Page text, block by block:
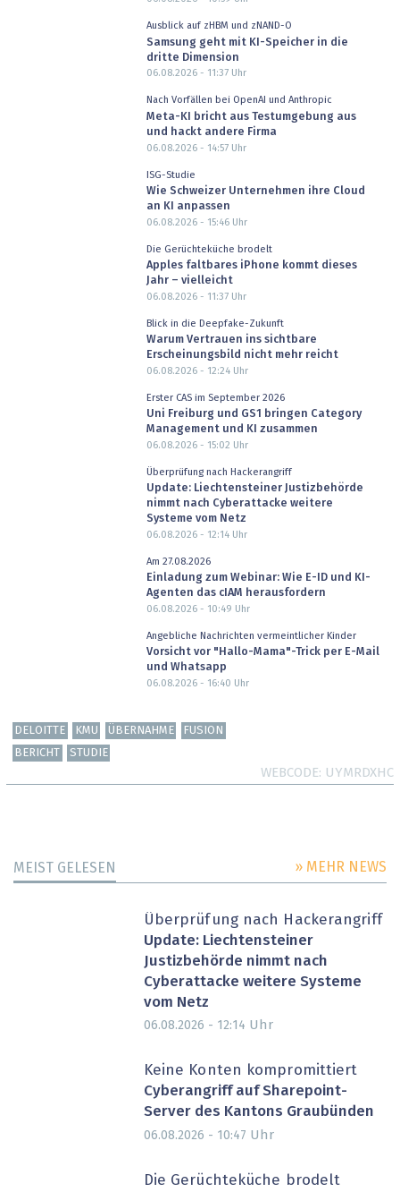
Ausblick auf zHBM und zNAND-O
Samsung geht mit KI-Speicher in die
dritte Dimension
06.08.2026 - 11:37Uhr
Nach Vorfällen bei OpenAI und Anthropic
Meta-KI bricht aus Testumgebung aus
und hackt andere Firma
06.08.2026 - 14:57Uhr
ISG-Studie
Wie Schweizer Unternehmen ihre Cloud
an KI anpassen
06.08.2026 - 15:46Uhr
Die Gerüchteküche brodelt
Apples faltbares iPhone kommt dieses
Jahr – vielleicht
06.08.2026 - 11:37Uhr
Blick in die Deepfake-Zukunft
Warum Vertrauen ins sichtbare
Erscheinungsbild nicht mehr reicht
06.08.2026 - 12:24Uhr
Erster CAS im September 2026
Uni Freiburg und GS1 bringen Category
Management und KI zusammen
06.08.2026 - 15:02 Uhr
Überprüfung nach Hackerangriff
Update: Liechtensteiner Justizbehörde
nimmt nach Cyberattacke weitere
Systeme vom Netz
06.08.2026 - 12:14Uhr
Am 27.08.2026
Einladung zum Webinar: Wie E-ID und KI-
Agenten das cIAM herausfordern
06.08.2026 - 10:49 Uhr
Angebliche Nachrichten vermeintlicher Kinder
Vorsicht vor "Hallo-Mama"-Trick per E-Mail
und Whatsapp
06.08.2026 - 16:40 Uhr
DELOITTE KMU ÜBERNAHME
FUSION
BERICHT
STUDIE
WEBCODE UYMRDXHC
MEIST GELESEN » MEHR NEWS
Überprüfung nach Hackerangriff
Update: Liechtensteiner
Justizbehörde nimmt nach
Cyberattacke weitere Systeme
vom Netz
06.08.2026 - 12:14 Uhr
Keine Konten kompromittiert
Cyberangriff auf Sharepoint-
Server des Kantons Graubünden
06.08.2026 - 10:47 Uhr
Die Gerüchteküche brodelt